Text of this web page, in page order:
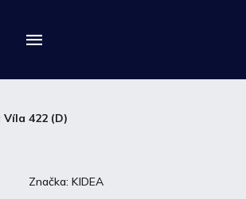
422 (D)
Značka:KIDEA